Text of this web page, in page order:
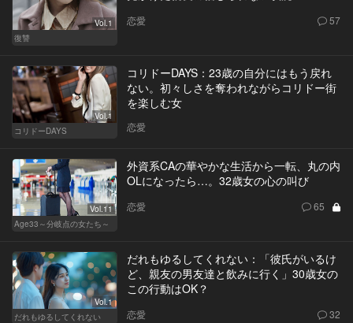
Vol.1
復讐
恋愛 57
Vol.1
コリドーDAYS
コリドーDAYS：23歳の自分にはもう戻れ
ない。初々しさを奪われながらコリドー街
を楽しむ女
恋愛
Vol.11
Age33～分岐点の女たち～
外資系CAの華やかな生活から一転、丸の内
OLになったら…。32歳女の心の叫び
恋愛 65
Vol.1
だれもゆるしてくれない
だれもゆるしてくれない：「彼氏がいるけ
ど、親友の男友達と飲みに行く」30歳女の
この行動はOK？
恋愛 32